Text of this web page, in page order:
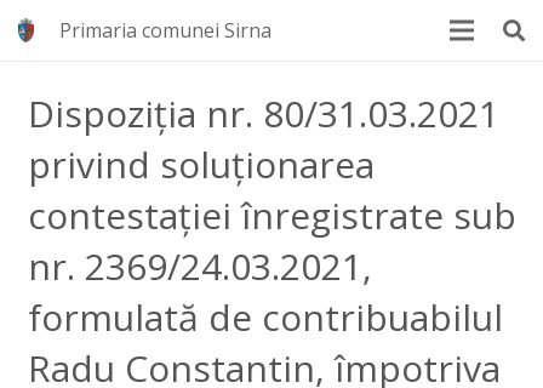
Primaria comunei Sirna
Dispoziția nr. 80/31.03.2021
privind soluționarea
contestației înregistrate sub
nr. 2369/24.03.2021,
formulată de contribuabilul
Radu Constantin, împotriva